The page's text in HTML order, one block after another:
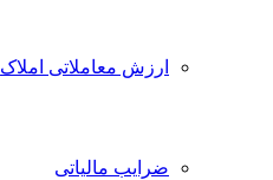
ارزش معاملاتی املاک
ضرایب مالیاتی